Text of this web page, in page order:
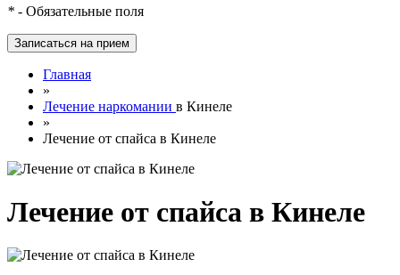
* - Обязательные поля
Главная
»
Лечение наркомании в Кинеле
»
Лечение от спайса в Кинеле
Лечение от спайса в Кинеле